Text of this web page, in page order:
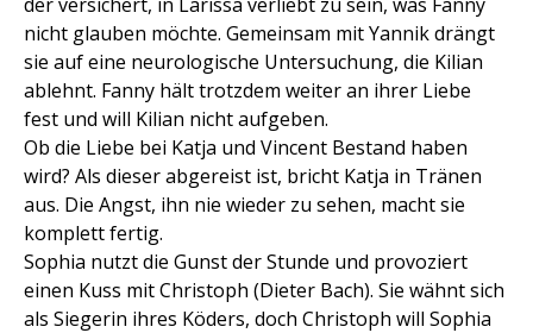
nicht glauben möchte. Gemeinsam mit Yannik drängt
sie auf eine neurologische Untersuchung, die Kilian
ablehnt. Fanny hält trotzdem weiter an ihrer Liebe
fest und will Kilian nicht aufgeben.
Ob die Liebe bei Katja und Vincent Bestand haben
wird? Als dieser abgereist ist, bricht Katja in Tränen
aus. Die Angst, ihn nie wieder zu sehen, macht sie
komplett fertig.
Sophia nutzt die Gunst der Stunde und provoziert
einen Kuss mit Christoph (Dieter Bach). Sie wähnt sich
als Siegerin ihres Köders, doch Christoph will Sophia